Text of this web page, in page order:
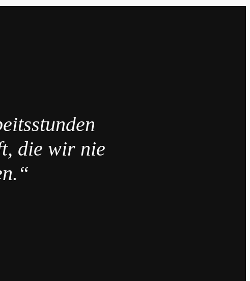
die wir nie